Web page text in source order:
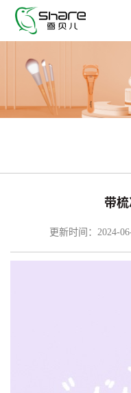
带
更新时间：2024-